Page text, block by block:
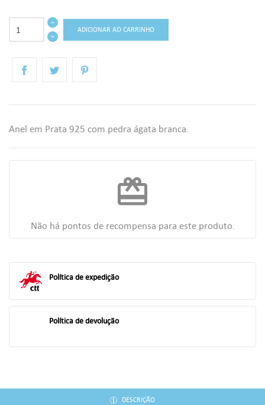
ADICIONAR AO CARRINHO
redeem
Não há pontos de recompensa para este produto.
Anel em Prata 925 com pedra ágata branca.
Política de expedição
Política de devolução
DESCRIÇÃO
AS MINHAS LISTAS DE DESEJOS
((TITLE))
((LABEL))
((CANCELTEXT)) ((CREATETEXT))
Você precisa estar logado para salvar produtos em sua lista de